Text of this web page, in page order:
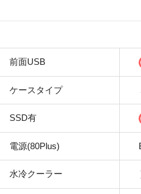
前面USB
ケースタイプ
SSD有
電源(80Plus)
水冷クーラー